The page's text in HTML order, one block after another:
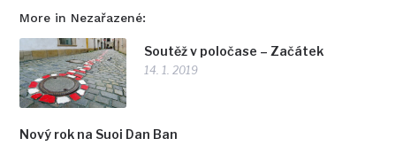
More in Nezařazené:
Soutěž v poločase – Začátek
14. 1. 2019
Nový rok na Suoi Dan Ban